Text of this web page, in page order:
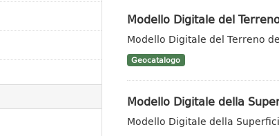
Modello Digitale del
Modello Digitale del Terreno
Geocatalogo
Modello Digitale della
Modello Digitale della